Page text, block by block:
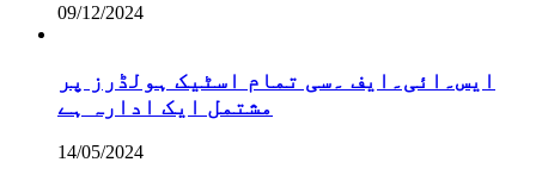
09/12/2024
ایس۔ائی۔ایف ۔سی تمام اسٹیک ہولڈرز پر
مشتمل ایک ادارہ ہے
14/05/2024